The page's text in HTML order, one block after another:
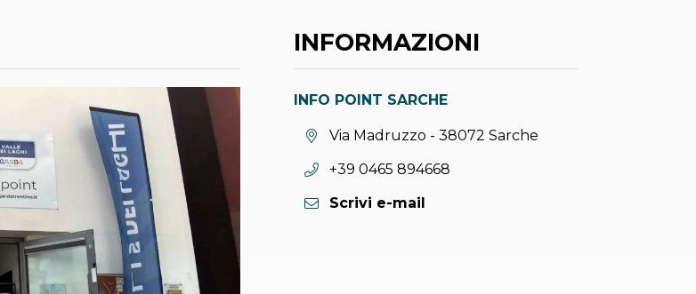
INFORMAZIONI
INFO POINT SARCHE
Località:Via Madruzzo - 38072 Sarche
Telefono:
+39 0465 894668
Scrivi e-mail